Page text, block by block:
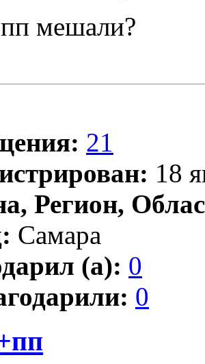
мешали?
21
18
Регион,
Самара
(а): 0
0